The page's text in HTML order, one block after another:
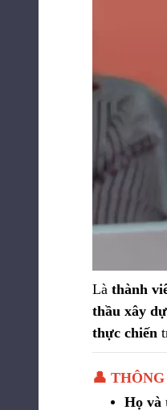
Làthành
thầu xây
thực chiến
👤
Họ và